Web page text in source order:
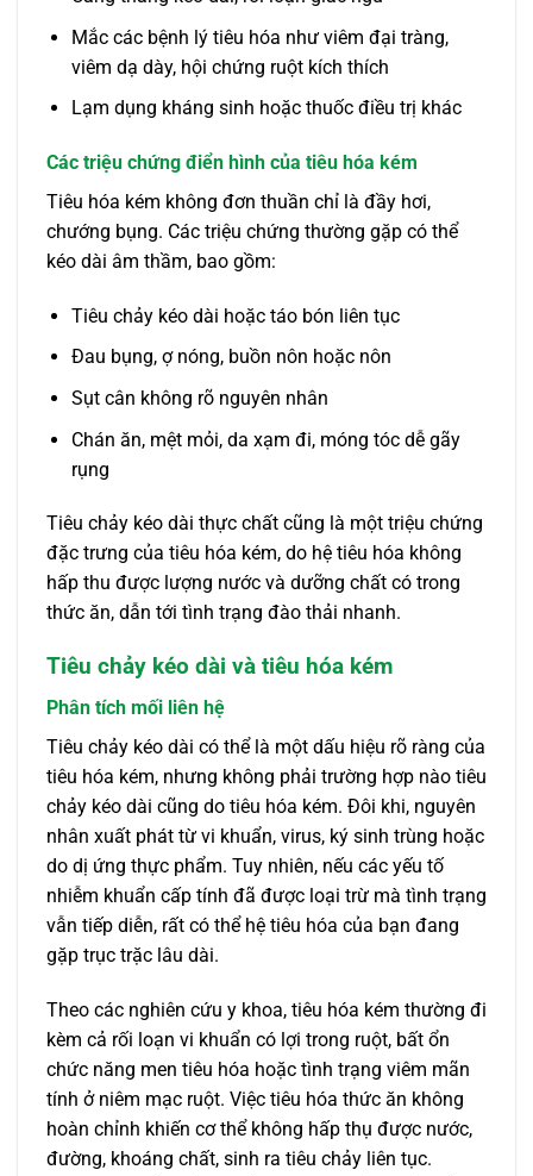
Mắc các bệnh lý tiêu hóa như viêm đại tràng,
viêm dạ dày, hội chứng ruột kích thích
Lạm dụng kháng sinh hoặc thuốc điều trị khác
Các triệu chứng điển hình của tiêu hóa kém
Tiêu hóa kém không đơn thuần chỉ là đầy hơi,
chướng bụng. Các triệu chứng thường gặp có thể
kéo dài âm thầm, bao gồm:
Tiêu chảy kéo dài hoặc táo bón liên tục
Đau bụng, ợ nóng, buồn nôn hoặc nôn
Sụt cân không rõ nguyên nhân
Chán ăn, mệt mỏi, da xạm đi, móng tóc dễ gãy
rụng
Tiêu chảy kéo dài thực chất cũng là một triệu chứng
đặc trưng của tiêu hóa kém, do hệ tiêu hóa không
hấp thu được lượng nước và dưỡng chất có trong
thức ăn, dẫn tới tình trạng đào thải nhanh.
Tiêu chảy kéo dài và tiêu hóa kém
Phân tích mối liên hệ
Tiêu chảy kéo dài có thể là một dấu hiệu rõ ràng của
tiêu hóa kém, nhưng không phải trường hợp nào tiêu
chảy kéo dài cũng do tiêu hóa kém. Đôi khi, nguyên
nhân xuất phát từ vi khuẩn, virus, ký sinh trùng hoặc
do dị ứng thực phẩm. Tuy nhiên, nếu các yếu tố
nhiễm khuẩn cấp tính đã được loại trừ mà tình trạng
vẫn tiếp diễn, rất có thể hệ tiêu hóa của bạn đang
gặp trục trặc lâu dài.
Theo các nghiên cứu y khoa, tiêu hóa kém thường đi
kèm cả rối loạn vi khuẩn có lợi trong ruột, bất ổn
chức năng men tiêu hóa hoặc tình trạng viêm mãn
tính ở niêm mạc ruột. Việc tiêu hóa thức ăn không
hoàn chỉnh khiến cơ thể không hấp thụ được nước,
đường, khoáng chất, sinh ra tiêu chảy liên tục.